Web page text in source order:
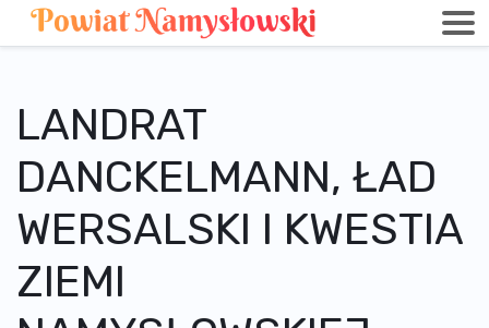
LANDRAT
DANCKELMANN, ŁAD
WERSALSKI I KWESTIA
ZIEMI